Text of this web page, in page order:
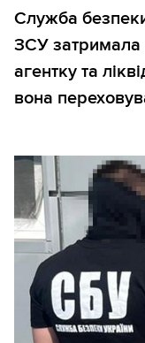
Служба
ЗСУ затримала
агентку та
вона